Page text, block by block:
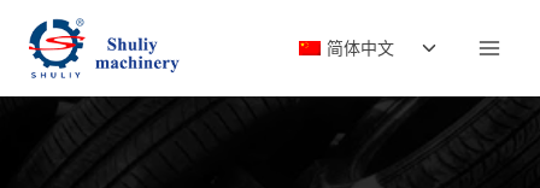
简体中文
切
子
菜
单